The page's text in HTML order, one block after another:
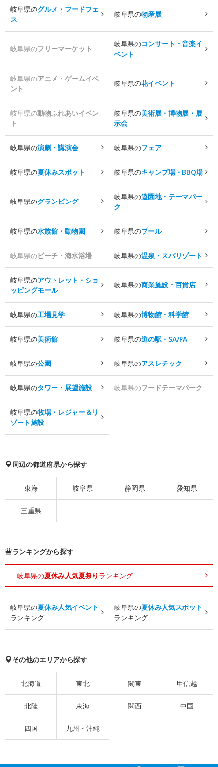
岐阜県のグルメ・フードフェ
ス
岐阜県の物産展
岐阜県のフリーマーケット
岐阜県のコンサート・音楽イ
ベント
岐阜県のアニメ・ゲームイベ
ント
岐阜県の花イベント
岐阜県の動物ふれあいイベン
ト
岐阜県の美術展・博物展・展
示会
岐阜県の演劇・講演会 岐阜県のフェア
岐阜県の夏休みスポット 岐阜県のキャンプ場・BBQ場
岐阜県のグランピング
岐阜県の遊園地・テーマパー
ク
岐阜県の水族館・動物園 岐阜県のプール
岐阜県のビーチ・海水浴場 岐阜県の温泉・スパリゾート
岐阜県のアウトレット・ショ
ッピングモール
岐阜県の商業施設・百貨店
岐阜県の工場見学 岐阜県の博物館・科学館
岐阜県の美術館 岐阜県の道の駅・SA/PA
岐阜県の公園 岐阜県のアスレチック
岐阜県のタワー・展望施設 岐阜県のフードテーマパーク
岐阜県の牧場・レジャー＆リ
ゾート施設
周辺の都道府県から探す
東海 岐阜県 静岡県 愛知県
三重県
ランキングから探す
岐阜県の夏休み人気夏祭り ランキング
岐阜県の夏休み人気イベント
ランキング
岐阜県の夏休み人気スポット
ランキング
その他のエリアから探す
北海道 東北 関東 甲信越
北陸 東海 関西 中国
四国 九州・沖縄